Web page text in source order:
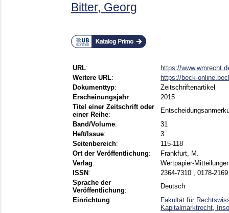
Bitter, Georg
URL:
https://
Weitere URL:
https://beck-
Dokumenttyp:
Zeitschriftenartikel
Erscheinungsjahr:
2015
Titel einer Zeitschrift oder
einer Reihe:
Band/Volume:
31
Heft/Issue:
3
Seitenbereich:
115-118
Ort der Veröffentlichung:
Frankfurt, M.
Verlag:
Wertpapier-
ISSN :
2364-7310 , 0178-
Sprache der
Veröffentlichung:
Deutsch
Einrichtung:
Fakultät für
Kapitalmarktrecht,